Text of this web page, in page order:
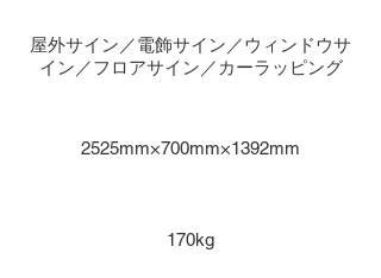
屋外サイン／電飾サイン／ウィンドウサ
イン／フロアサイン／カーラッピング
2525mm×700mm×1392mm
170kg